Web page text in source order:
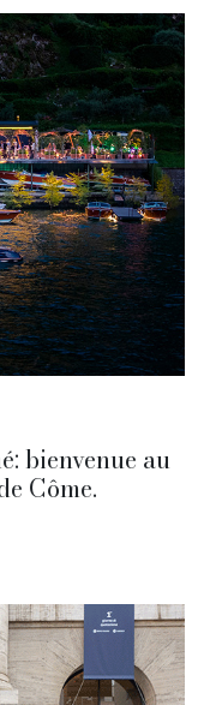
bienvenue au
Côme.